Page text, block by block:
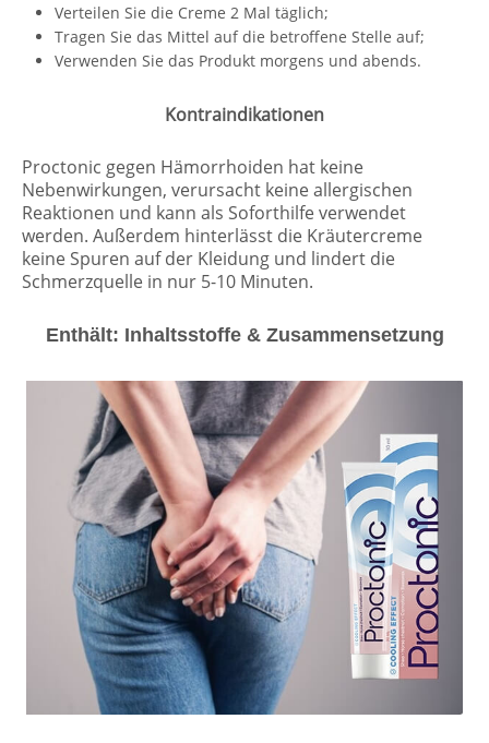
Verteilen Sie die Creme 2 Mal täglich;
Tragen Sie das Mittel auf die betroffene Stelle auf;
Verwenden Sie das Produkt morgens und abends.
Kontraindikationen
Proctonic gegen Hämorrhoiden hat keine
Nebenwirkungen, verursacht keine allergischen
Reaktionen und kann als Soforthilfe verwendet
werden. Außerdem hinterlässt die Kräutercreme
keine Spuren auf der Kleidung und lindert die
Schmerzquelle in nur 5-10 Minuten.
Enthält: Inhaltsstoffe & Zusammensetzung